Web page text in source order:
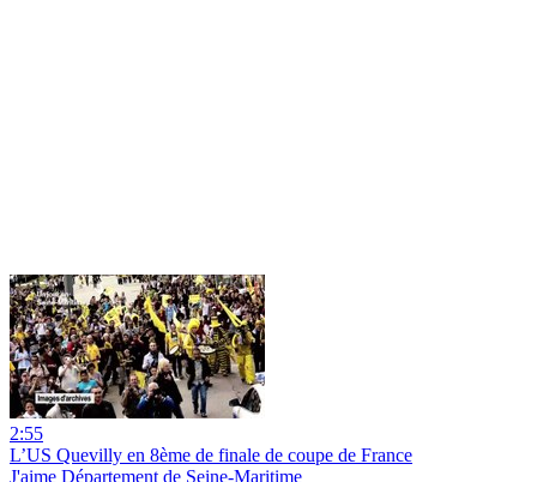
2:55
L’US Quevilly en 8ème de finale de coupe de France
J'aime Département de Seine-Maritime